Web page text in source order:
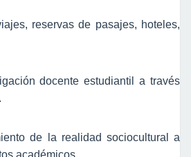
reservas de pasajes, hoteles,
docente estudiantil a través
de la realidad sociocultural a
académicos.